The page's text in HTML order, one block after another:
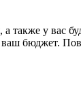
также у вас
бюджет.